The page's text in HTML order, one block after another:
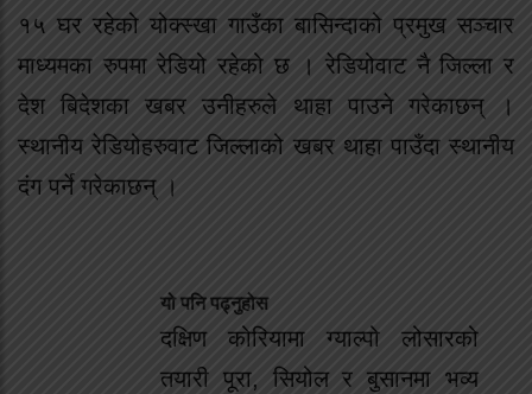
१५ घर रहेको योक्स्खा गाउँका बासिन्दाको प्रमुख सञ्चार
माध्यमका रुपमा रेडियो रहेको छ । रेडियोवाट नै जिल्ला र
देश बिदेशका खबर उनीहरुले थाहा पाउने गरेकाछन् ।
स्थानीय रेडियोहरुवाट जिल्लाको खबर थाहा पाउँदा स्थानीय
दंग पर्ने गरेकाछन् ।
यो पनि पढ्नुहोस
दक्षिण कोरियामा ग्याल्पो लोसारको
तयारी पूरा, सियोल र बुसानमा भव्य